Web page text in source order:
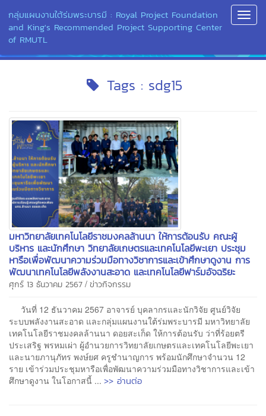
กลุ่มแผนงานใต้ร่มพระบารมี : Royal Project Foundation
and King's Recommended Project Supporting Center
of RMUTL
Tags : sdg15
มหาวิทยาลัยเทคโนโลยีราชมงคลล้านนา ให้การต้อนรับ คณะผู้
บริหาร และนักศึกษา วิทยาลัยเกษตรและเทคโนโลยีพะเยา ประชุม
หารือเพื่อพัฒนาความร่วมมือทางวิชาการและเข้าศึกษาดูงาน การ
พัฒนาเทคโนโลยีพลังงานสะอาด และเทคโนโลยีฟาร์มอัจฉริยะ
ศุกร์ 13 ธันวาคม 2567 / ข่าวกิจกรรม
วันที่ 12 ธันวาคม 2567 อาจารย์ บุคลากรและนักวิจัย ศูนย์วิจัย
ระบบพลังงานสะอาด และกลุ่มแผนงานใต้ร่มพระบารมี มหาวิทยาลัย
เทคโนโลยีราชมงคลล้านนา ดอยสะเก็ด ให้การต้อนรับ ว่าที่ร้อยตรี
ประเสริฐ พรหมเผ่า ผู้อำนวยการวิทยาลัยเกษตรและเทคโนโลยีพะเยา
และนายภานุภัทร พงษ์ยศ ครูชำนาญการ พร้อมนักศึกษาจำนวน 12
ราย เข้าร่วมประชุมหารือเพื่อพัฒนาความร่วมมือทางวิชาการและเข้า
ศึกษาดูงาน ในโอกาสนี้ ... >> อ่านต่อ